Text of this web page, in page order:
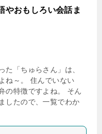
やおもしろい会話ま
た「ちゅらさん」は、
ね～。 住んでいない
の特徴ですよね。 そん
したので、一覧でわか